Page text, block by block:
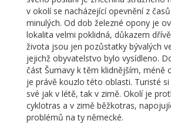
v okolí se nacházející opevnění z
minulých. Od dob železné opony je
lokalita velmi poklidná, důkazem
života jsou jen pozůstatky bývalých
jejichž obyvatelstvo bylo vysídleno.
část Šumavy k těm klidnějším, méně
je právě kouzlo této oblasti. Turisté
své jak v létě, tak v zimě. Okolí je
cyklotras a v zimě běžkotras,
problémů na ty německé.